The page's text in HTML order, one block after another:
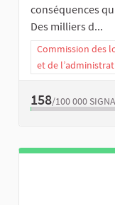
conséquences
Des milliers d...
Commission des
et de
158/100 000